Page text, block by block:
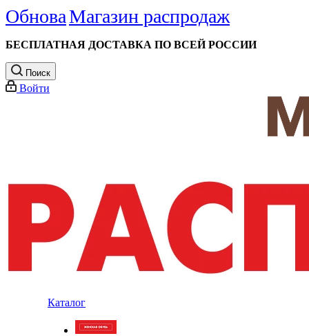
ОбноваМагазин распродаж
БЕСПЛАТНАЯ ДОСТАВКА ПО ВСЕЙ РОССИИ
Поиск
Войти
Каталог